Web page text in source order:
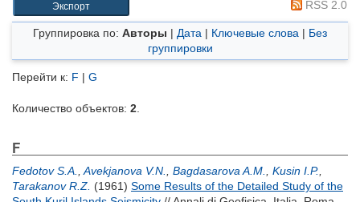
RSS 2.0
Группировка по: Авторы | Дата | Ключевые слова | Без
группировки
Перейти к: F | G
Количество объектов: 2
F
Fedotov S.A. Avekjanova V.N. Bagdasarova A.M. Kusin I.P.
Tarakanov R.Z. (1961) Some Results of the Detailed Study of the